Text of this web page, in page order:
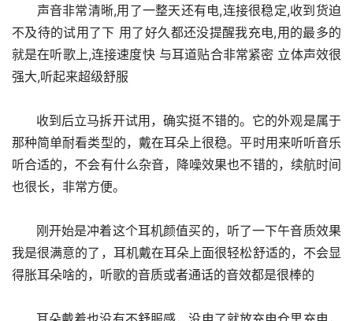
不及待的试用了下 用了好久都还没提醒我充电,用的最多的
就是在听歌上,连接速度快 与耳道贴合非常紧密﻿ 立体声效很
强大,听起来超级舒服
那种简单耐看类型的，戴在耳朵上很稳。平时用来听听音乐
听合适的，不会有什么杂音，降噪效果也不错的，续航时间
也很长，非常方便。
我是很满意的了，耳机戴在耳朵上面很轻松舒适的，不会显
得胀耳朵啥的，听歌的音质或者通话的音效都是很棒的